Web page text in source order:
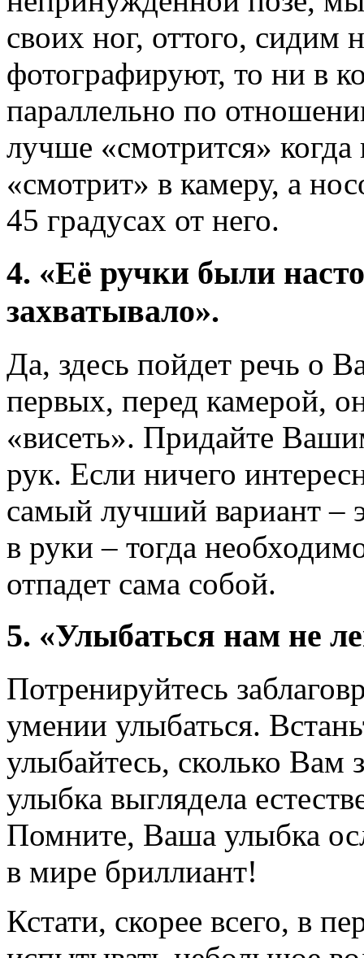
своих ног, оттого, сидим
фотографируют, то ни в
параллельно по
лучше «смотрится»
«смотрит» в камеру, а
45 градусах от него.
4. «Её ручки были
захватывало».
Да, здесь пойдет речь о
первых, перед камерой,
«висеть». Придайте
рук. Если ничего
самый лучший вариант –
в руки – тогда
отпадет сама собой.
5. «Улыбаться нам не
Потренируйтесь
умении улыбаться.
улыбайтесь, сколько Вам
улыбка выглядела
Помните, Ваша улыбка
в мире бриллиант!
Кстати, скорее всего, в